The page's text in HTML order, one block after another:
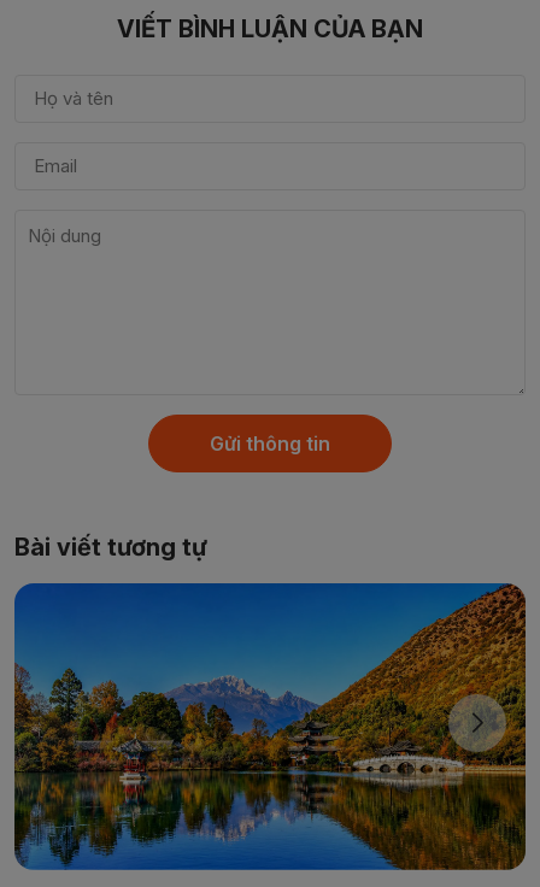
VIẾT BÌNH LUẬN CỦA BẠN
Gửi thông tin
Bài viết tương tự